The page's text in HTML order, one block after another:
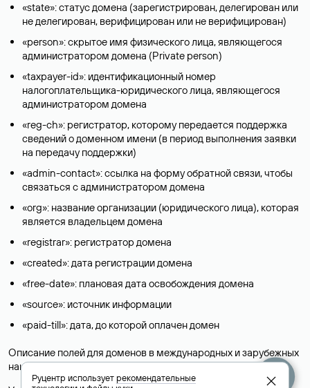
«state»: статус домена (зарегистрирован, делегирован или
не делегирован, верифицирован или не верифицирован)
«person»: скрытое имя физического лица, являющегося
администратором домена (Privatе person)
«taxpayer-id»: идентификационный номер
налогоплательщика-юридического лица, являющегося
администратором домена
«reg-ch»: регистратор, которому передается поддержка
сведений о доменном имени (в период выполнения заявки
на передачу поддержки)
«admin-contact»: ссылка на форму обратной связи, чтобы
связаться с администратором домена
«org»: название организации (юридического лица), которая
является владельцем домена
«registrar»: регистратор домена
«created»: дата регистрации домена
«free-date»: плановая дата освобождения домена
«source»: источник информации
«paid-till»: дата, до которой оплачен домен
Описание полей для доменов в международных и зарубежных
национальных доменах представлены в разделе «Помощь».
Руцентр используетрекомендательные